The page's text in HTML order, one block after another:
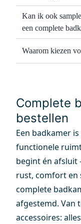
Kan ik ook
een complete
Waarom kiezen
Complete
bestellen
Een badkamer
functionele
begint én
rust, comfort en
complete
afgestemd. Van
accessoires: